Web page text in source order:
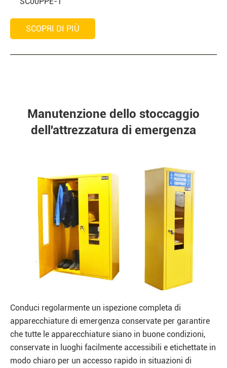
SCOPRI DI PIÙ
Manutenzione dello stoccaggio
dell'attrezzatura di emergenza
Conduci regolarmente un ispezione completa di
apparecchiature di emergenza conservate per garantire
che tutte le apparecchiature siano in buone condizioni,
conservate in luoghi facilmente accessibili e etichettate in
modo chiaro per un accesso rapido in situazioni di